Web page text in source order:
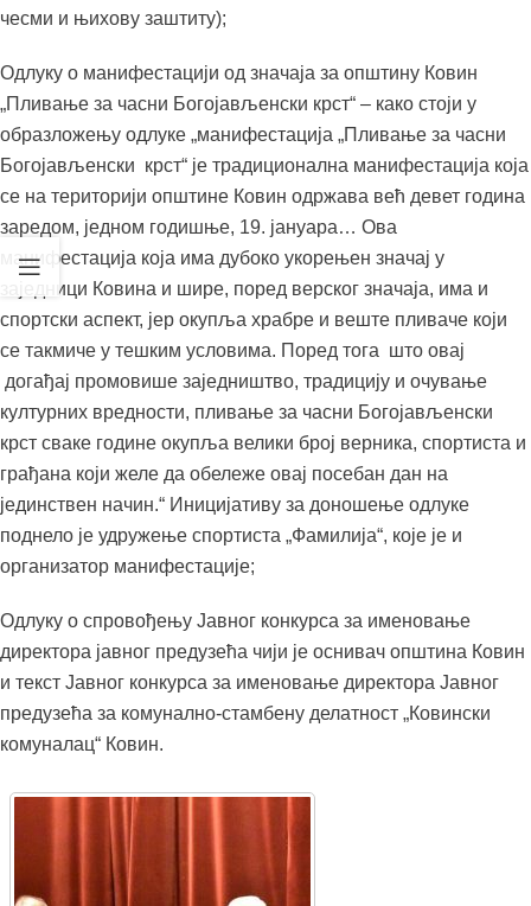
чесми и њихову заштиту);
Одлуку о манифестацији од значаја за општину Ковин
„Пливање за часни Богојављенски крст“ – како стоји у
образложењу одлуке „манифестација „Пливање за часни
Богојављенски крст“ је традиционална манифестација која
се на територији општине Ковин одржава већ девет година
заредом, једном годишње, 19. јануара… Ова
манифестација која има дубоко укорењен значај у
заједници Ковина и шире, поред верског значаја, има и
спортски аспект, јер окупља храбре и веште пливаче који
се такмиче у тешким условима. Поред тога што овај
догађај промовише заједништво, традицију и очување
културних вредности, пливање за часни Богојављенски
крст сваке године окупља велики број верника, спортиста и
грађана који желе да обележе овај посебан дан на
јединствен начин.“ Иницијативу за доношење одлуке
поднело је удружење спортиста „Фамилија“, које је и
организатор манифестације;
Одлуку о спровођењу Јавног конкурса за именовање
директора јавног предузећа чији је оснивач општина Ковин
и текст Јавног конкурса за именовање директора Јавног
предузећа за комунално-стамбену делатност „Ковински
комуналац“ Ковин.